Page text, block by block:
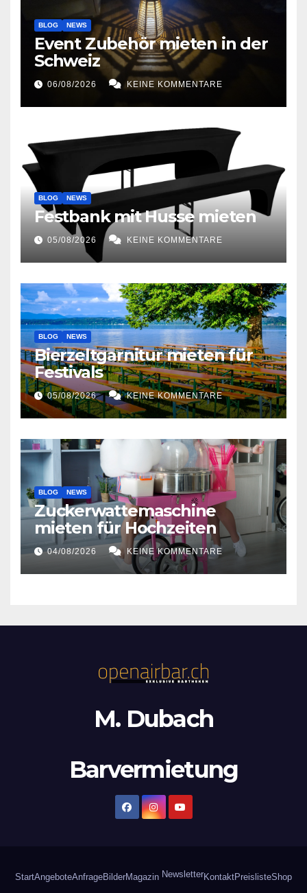
BLOG NEWS
Event Zubehör mieten in der
Schweiz
06/08/2026 KEINE KOMMENTARE
BLOG NEWS
Festbank mit Husse mieten
05/08/2026 KEINE KOMMENTARE
BLOG NEWS
Bierzeltgarnitur mieten für
Festivals
05/08/2026 KEINE KOMMENTARE
BLOG NEWS
Zuckerwattemaschine
mieten für Hochzeiten
04/08/2026 KEINE KOMMENTARE
M. Dubach
Barvermietung
StartAngeboteAnfrageBilderMagazin NewsletterKontaktPreislisteShop